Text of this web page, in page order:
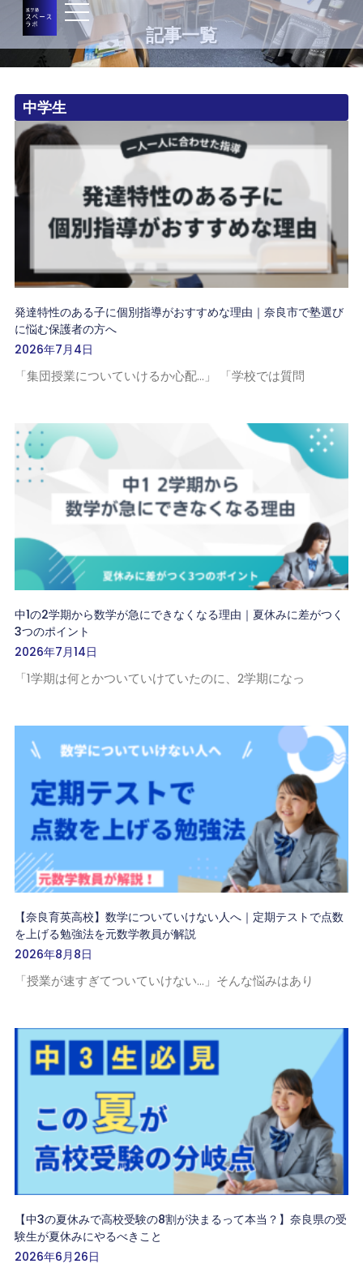
記事一覧
中学生
発達特性のある子に個別指導がおすすめな理由｜奈良市で塾選び
に悩む保護者の方へ
2026年7月4日
「集団授業についていけるか心配…」 「学校では質問
中1の2学期から数学が急にできなくなる理由｜夏休みに差がつく
3つのポイント
2026年7月14日
「1学期は何とかついていけていたのに、2学期になっ
【奈良育英高校】数学についていけない人へ｜定期テストで点数
を上げる勉強法を元数学教員が解説
2026年8月8日
「授業が速すぎてついていけない…」そんな悩みはあり
【中3の夏休みで高校受験の8割が決まるって本当？】奈良県の受
験生が夏休みにやるべきこと
2026年6月26日